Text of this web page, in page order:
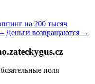
на 200 тысяч
возвращаются →
поля